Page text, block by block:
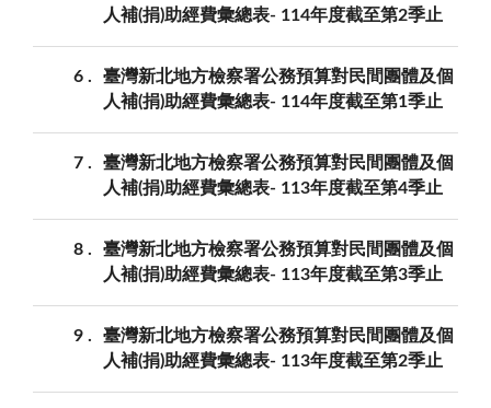
人補(捐)助經費彙總表- 114年度截至第2季止
6
臺灣新北地方檢察署公務預算對民間團體及個
人補(捐)助經費彙總表- 114年度截至第1季止
7
臺灣新北地方檢察署公務預算對民間團體及個
人補(捐)助經費彙總表- 113年度截至第4季止
8
臺灣新北地方檢察署公務預算對民間團體及個
人補(捐)助經費彙總表- 113年度截至第3季止
9
臺灣新北地方檢察署公務預算對民間團體及個
人補(捐)助經費彙總表- 113年度截至第2季止